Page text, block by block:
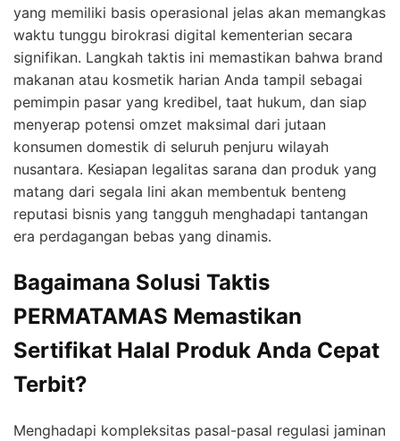
yang memiliki basis operasional jelas akan memangkas
waktu tunggu birokrasi digital kementerian secara
signifikan. Langkah taktis ini memastikan bahwa brand
makanan atau kosmetik harian Anda tampil sebagai
pemimpin pasar yang kredibel, taat hukum, dan siap
menyerap potensi omzet maksimal dari jutaan
konsumen domestik di seluruh penjuru wilayah
nusantara. Kesiapan legalitas sarana dan produk yang
matang dari segala lini akan membentuk benteng
reputasi bisnis yang tangguh menghadapi tantangan
era perdagangan bebas yang dinamis.
Bagaimana Solusi Taktis
PERMATAMAS Memastikan
Sertifikat Halal Produk Anda Cepat
Terbit?
Menghadapi kompleksitas pasal-pasal regulasi jaminan